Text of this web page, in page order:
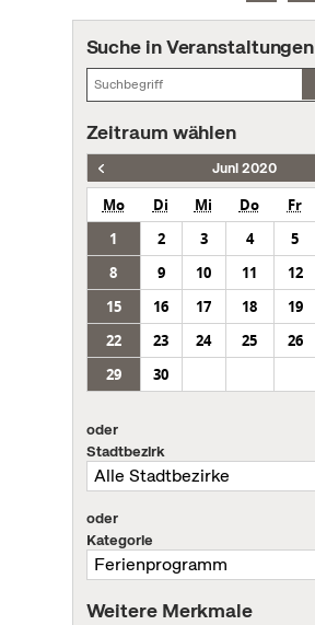
Suche in Veranstaltungen
Zeitraum wählen
Juni 2020
Mo Di Mi Do Fr
1
2 3 4 5
8
9 10 11 12
15
16 17 18 19
22
23 24 25 26
29
30
oder
Stadtbezirk
oder
Kategorie
Weitere Merkmale